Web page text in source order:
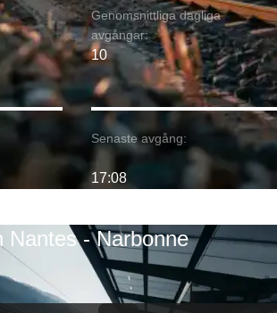
Genomsnittliga dagliga
avgångar:
10
Senaste avgång:
17:08
Nantes - Narbonne